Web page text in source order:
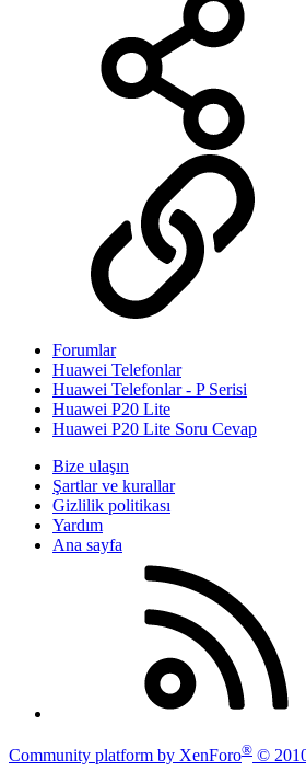
Forumlar
Huawei Telefonlar
Huawei Telefonlar - P Serisi
Huawei P20 Lite
Huawei P20 Lite Soru Cevap
Bize ulaşın
Şartlar ve kurallar
Gizlilik politikası
Yardım
Ana sayfa
Community platform by XenForo® ©